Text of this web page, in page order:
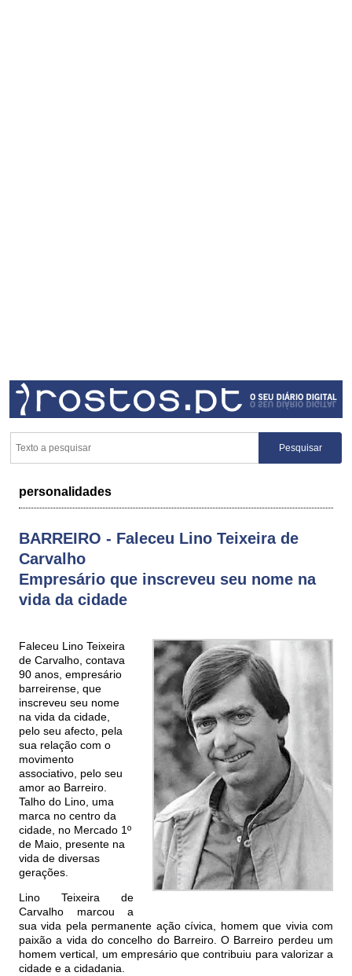
personalidades
BARREIRO - Faleceu Lino Teixeira de
Carvalho
Empresário que inscreveu seu nome na
vida da cidade
Faleceu Lino Teixeira
de Carvalho, contava
90 anos, empresário
barreirense, que
inscreveu seu nome
na vida da cidade,
pelo seu afecto, pela
sua relação com o
movimento
associativo, pelo seu
amor ao Barreiro.
Talho do Lino, uma
marca no centro da
cidade, no Mercado 1º
de Maio, presente na
vida de diversas
gerações.
Lino Teixeira de
Carvalho marcou a
sua vida pela permanente ação cívica, homem que vivia com
paixão a vida do concelho do Barreiro. O Barreiro perdeu um
homem vertical, um empresário que contribuiu para valorizar a
cidade e a cidadania.